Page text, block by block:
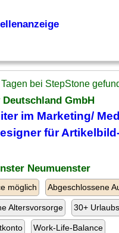
bei StepStone
Deutschland GmbH
im Marketing/
für
Neumuenster
möglich Abgeschlossene
Altersvorsorge 30+
Work-Life-Balance